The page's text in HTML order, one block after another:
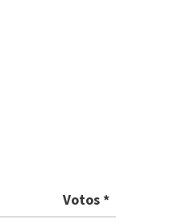
Votos *